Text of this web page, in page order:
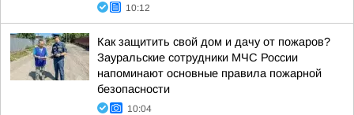
10:12
Как защитить свой дом и дачу от пожаров?
Зауральские сотрудники МЧС России
напоминают основные правила пожарной
безопасности
10:04